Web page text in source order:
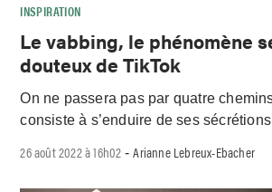
INSPIRATION
Le vabbing, le phénomène
douteux de TikTok
On ne passera pas par quatre
consiste à s’enduire de ses
26 août 2022 à 16h02 -Arianne Lebreux-Ebacher